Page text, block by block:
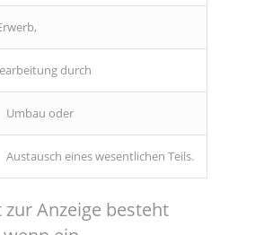
durch
Umbau oder
Austausch eines wesentlichen Teils.
zur Anzeige besteht